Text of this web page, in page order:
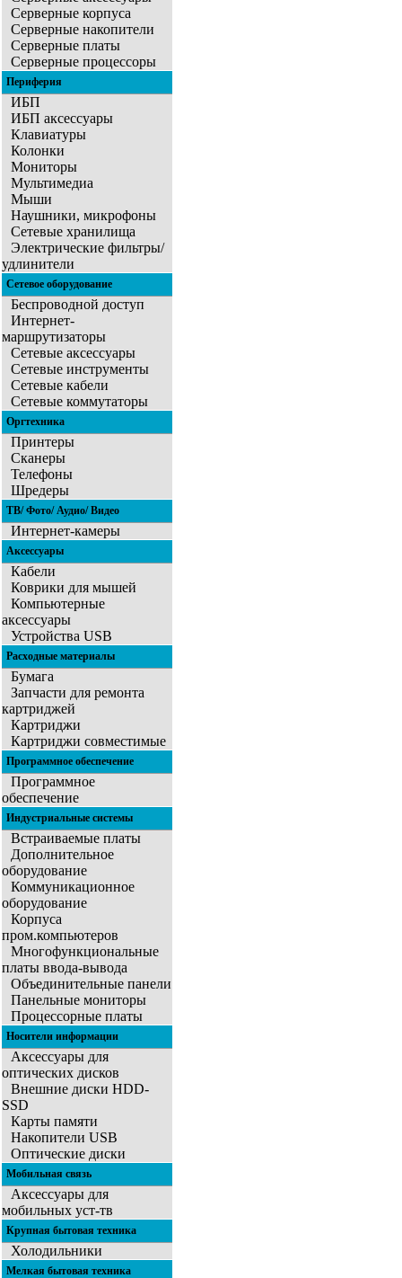
Серверные корпуса
Серверные накопители
Серверные платы
Серверные процессоры
Периферия
ИБП
ИБП аксессуары
Клавиатуры
Колонки
Мониторы
Мультимедиа
Мыши
Наушники, микрофоны
Сетевые хранилища
Электрические фильтры/
удлинители
Сетевое оборудование
Беспроводной доступ
Интернет-
маршрутизаторы
Сетевые аксессуары
Сетевые инструменты
Сетевые кабели
Сетевые коммутаторы
Оргтехника
Принтеры
Сканеры
Телефоны
Шредеры
ТВ/ Фото/ Аудио/ Видео
Интернет-камеры
Аксессуары
Кабели
Коврики для мышей
Компьютерные
аксессуары
Устройства USB
Расходные материалы
Бумага
Запчасти для ремонта
картриджей
Картриджи
Картриджи совместимые
Программное обеспечение
Программное
обеспечение
Индустриальные системы
Встраиваемые платы
Дополнительное
оборудование
Коммуникационное
оборудование
Корпуса
пром.компьютеров
Многофункциональные
платы ввода-вывода
Объединительные панели
Панельные мониторы
Процессорные платы
Носители информации
Аксессуары для
оптических дисков
Внешние диски HDD-
SSD
Карты памяти
Накопители USB
Оптические диски
Мобильная связь
Аксессуары для
мобильных уст-тв
Крупная бытовая техника
Холодильники
Мелкая бытовая техника